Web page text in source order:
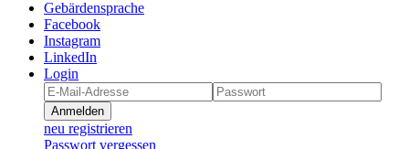
Gebärdensprache
Facebook
Instagram
LinkedIn
Login
Anmelden
neu registrieren
Passwort vergessen